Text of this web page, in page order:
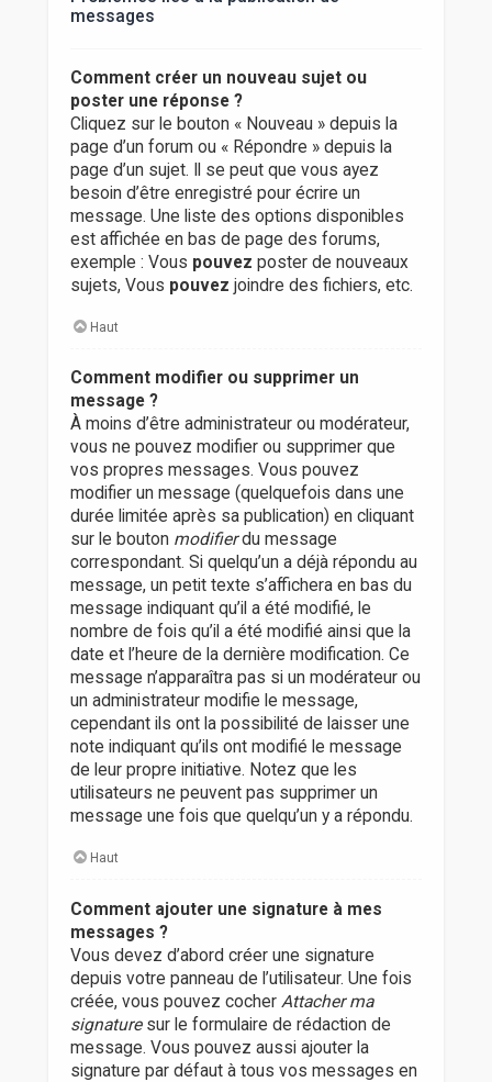
messages
Comment créer un nouveau sujet ou
poster une réponse ?
Cliquez sur le bouton « Nouveau » depuis la
page d’un forum ou « Répondre » depuis la
page d’un sujet. Il se peut que vous ayez
besoin d’être enregistré pour écrire un
message. Une liste des options disponibles
est affichée en bas de page des forums,
exemple : Vous pouvez poster de nouveaux
sujets, Vous pouvez joindre des fichiers, etc.
Haut
Comment modifier ou supprimer un
message ?
À moins d’être administrateur ou modérateur,
vous ne pouvez modifier ou supprimer que
vos propres messages. Vous pouvez
modifier un message (quelquefois dans une
durée limitée après sa publication) en cliquant
sur le bouton modifierdu message
correspondant. Si quelqu’un a déjà répondu au
message, un petit texte s’affichera en bas du
message indiquant qu’il a été modifié, le
nombre de fois qu’il a été modifié ainsi que la
date et l’heure de la dernière modification. Ce
message n’apparaîtra pas si un modérateur ou
un administrateur modifie le message,
cependant ils ont la possibilité de laisser une
note indiquant qu’ils ont modifié le message
de leur propre initiative. Notez que les
utilisateurs ne peuvent pas supprimer un
message une fois que quelqu’un y a répondu.
Haut
Comment ajouter une signature à mes
messages ?
Vous devez d’abord créer une signature
depuis votre panneau de l’utilisateur. Une fois
créée, vous pouvez cocher Attacher ma
signaturesur le formulaire de rédaction de
message. Vous pouvez aussi ajouter la
signature par défaut à tous vos messages en